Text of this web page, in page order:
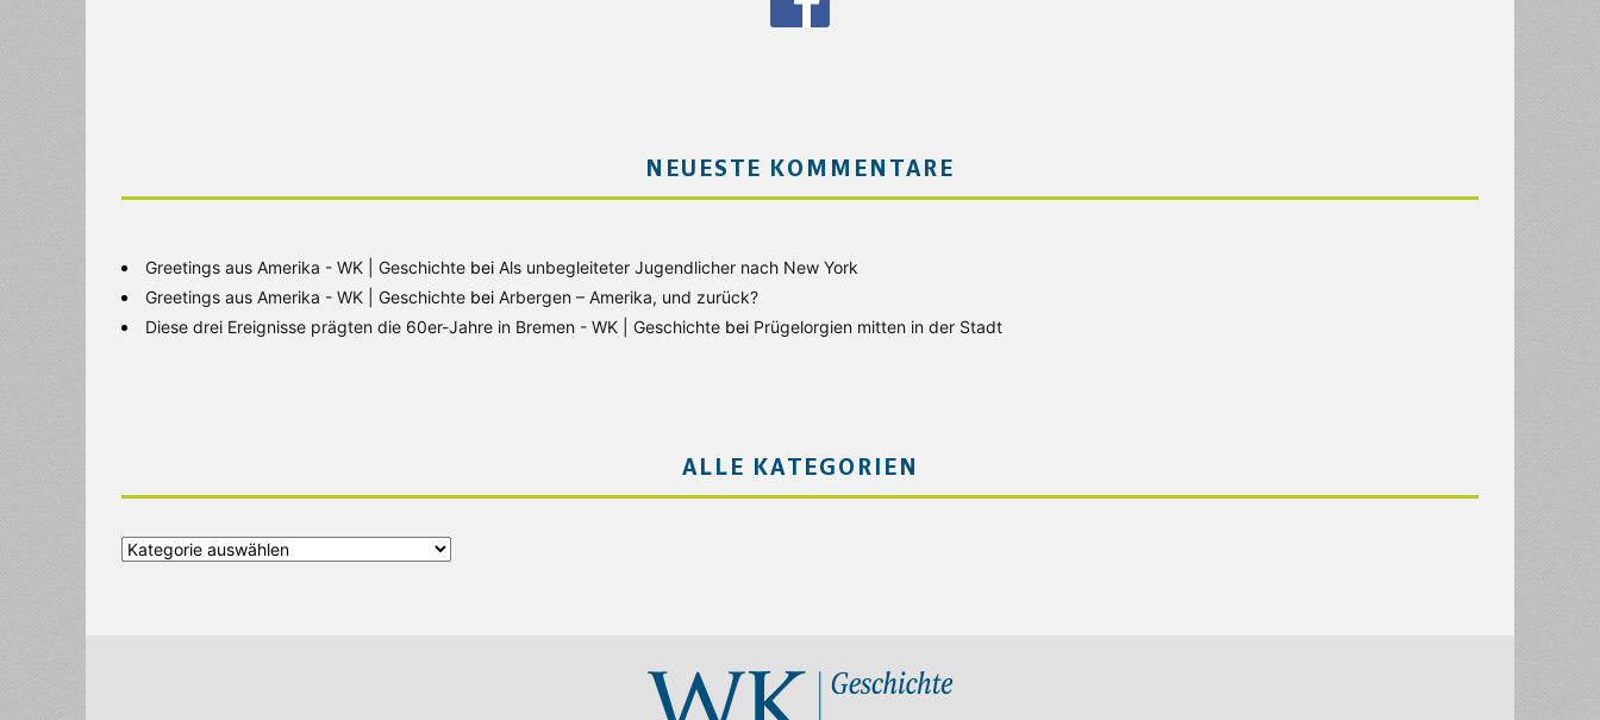
NEUESTE KOMMENTARE
Greetings aus Amerika - WK | Geschichte bei Als unbegleiteter Jugendlicher nach New York
Greetings aus Amerika - WK | Geschichte bei Arbergen – Amerika, und zurück?
Diese drei Ereignisse prägten die 60er-Jahre in Bremen - WK | Geschichte bei Prügelorgien mitten in der Stadt
ALLE KATEGORIEN
Alle